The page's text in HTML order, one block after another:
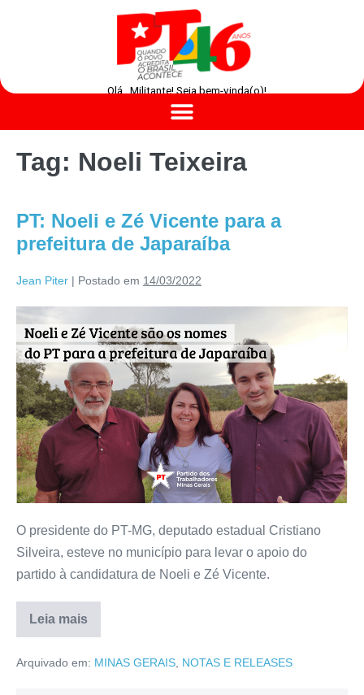
Olá , Militante! Seja bem-vinda(o)!
Tag: Noeli Teixeira
PT: Noeli e Zé Vicente para a
prefeitura de Japaraíba
Jean Piter | Postado em 14/03/2022
O presidente do PT-MG, deputado estadual Cristiano
Silveira, esteve no município para levar o apoio do
partido à candidatura de Noeli e Zé Vicente.
Leia mais
Arquivado em: MINAS GERAIS NOTAS E RELEASES